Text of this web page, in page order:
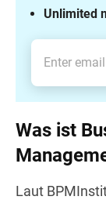
Unlimited
Was ist
Laut